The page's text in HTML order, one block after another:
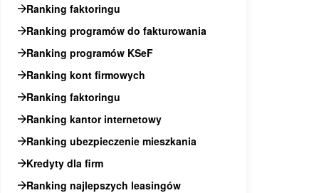
Ranking faktoringu
Ranking programów do fakturowania
Ranking programów KSeF
Ranking kont firmowych
Ranking faktoringu
Ranking kantor internetowy
Ranking ubezpieczenie mieszkania
Kredyty dla firm
Ranking najlepszych leasingów